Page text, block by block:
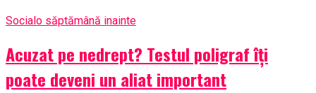
Social o săptămână inainte
Acuzat pe nedrept? Testul poligraf îţi
poate deveni un aliat important